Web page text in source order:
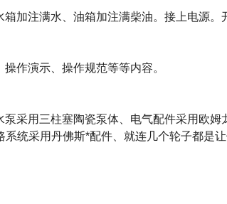
加注满水、油箱加注满柴油。接上电源。
作演示、操作规范等等内容。
采用三柱塞陶瓷泵体、电气配件采用欧姆
统采用丹佛斯*配件、就连几个轮子都是